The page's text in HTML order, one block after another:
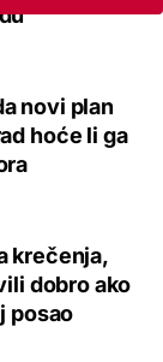
novi plan
hoće li ga
krečenja,
dobro ako
posao